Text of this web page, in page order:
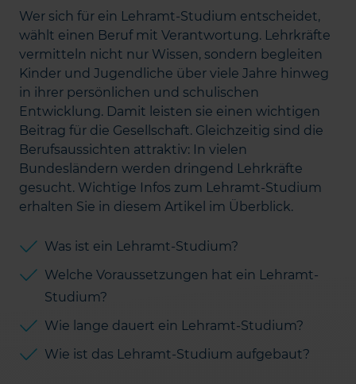
Wer sich für ein Lehramt-Studium entscheidet,
wählt einen Beruf mit Verantwortung. Lehrkräfte
vermitteln nicht nur Wissen, sondern begleiten
Kinder und Jugendliche über viele Jahre hinweg
in ihrer persönlichen und schulischen
Entwicklung. Damit leisten sie einen wichtigen
Beitrag für die Gesellschaft. Gleichzeitig sind die
Berufsaussichten attraktiv: In vielen
Bundesländern werden dringend Lehrkräfte
gesucht. Wichtige Infos zum Lehramt-Studium
erhalten Sie in diesem Artikel im Überblick.
Was ist ein Lehramt-Studium?
Welche Voraussetzungen hat ein Lehramt-
Studium?
Wie lange dauert ein Lehramt-Studium?
Wie ist das Lehramt-Studium aufgebaut?